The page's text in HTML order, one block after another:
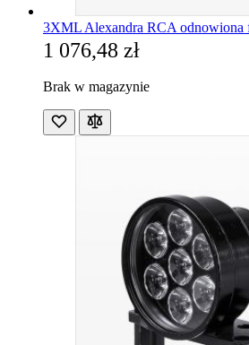
3XML Alexandra RCA odnowiona
1 076,48 zł
Brak w magazynie